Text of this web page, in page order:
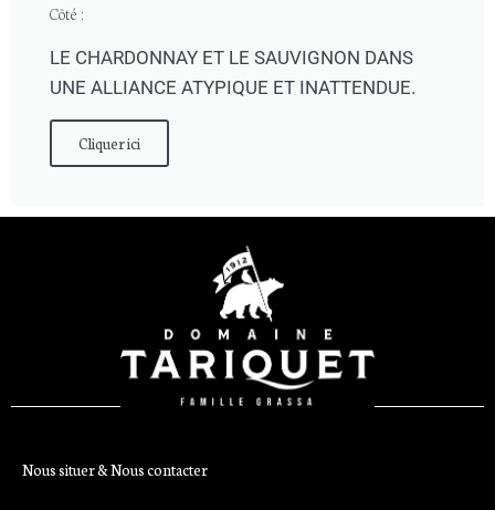
Côté :
LE CHARDONNAY ET LE SAUVIGNON DANS
UNE ALLIANCE ATYPIQUE ET INATTENDUE.
Cliquer ici
Nous situer & Nous contacter